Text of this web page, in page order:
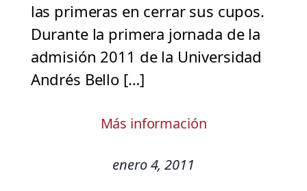
las primeras en cerrar sus cupos.
Durante la primera jornada de la
admisión 2011 de la Universidad
Andrés Bello […]
Más información
enero 4, 2011